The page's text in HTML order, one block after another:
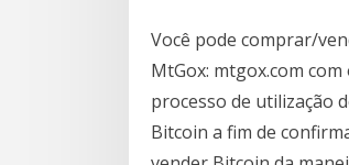
Você pode comprar/
MtGox: mtgox.com
processo de utilização
Bitcoin a fim de